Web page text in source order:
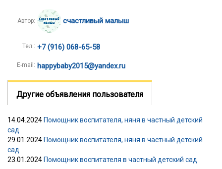
Автор: счастливый малыш
Тел.: +7 (916) 068-65-58
E-mail: happybaby2015@yandex.ru
Другие объявления пользователя
14.04.2024Помощник воспитателя, няня в частный детский
сад
29.01.2024Помощник воспитателя, няня в частный детский
сад
23.01.2024Помощник воспитателя в частный детский сад